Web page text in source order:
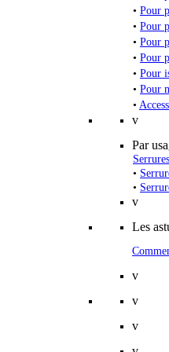
• Pour
• Pour
• Pour
• Pour
• Pour
• Pour
•
v
Par
•
•
v
Les
v
v
v